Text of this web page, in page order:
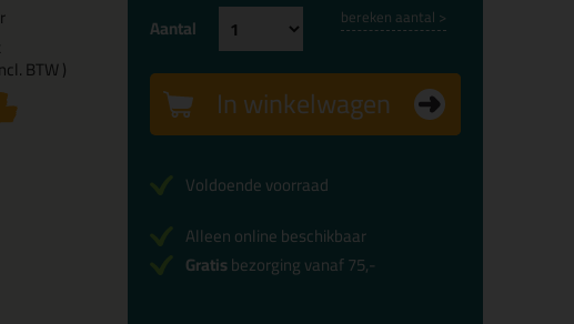
BTW )
Aantal bereken aantal >
In winkelwagen
Voldoende voorraad
Alleen online beschikbaar
Gratisbezorging vanaf 75,-